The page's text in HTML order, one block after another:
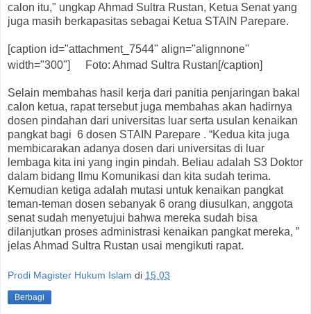
calon itu," ungkap Ahmad Sultra Rustan, Ketua Senat yang
juga masih berkapasitas sebagai Ketua STAIN Parepare.
[caption id="attachment_7544" align="alignnone"
width="300"]
Foto: Ahmad Sultra Rustan[/caption]
Selain membahas hasil kerja dari panitia penjaringan bakal
calon ketua, rapat tersebut juga membahas akan hadirnya
dosen pindahan dari universitas luar serta usulan kenaikan
pangkat bagi 6 dosen STAIN Parepare . “Kedua kita juga
membicarakan adanya dosen dari universitas di luar
lembaga kita ini yang ingin pindah. Beliau adalah S3 Doktor
dalam bidang Ilmu Komunikasi dan kita sudah terima.
Kemudian ketiga adalah mutasi untuk kenaikan pangkat
teman-teman dosen sebanyak 6 orang diusulkan, anggota
senat sudah menyetujui bahwa mereka sudah bisa
dilanjutkan proses administrasi kenaikan pangkat mereka, ”
jelas Ahmad Sultra Rustan usai mengikuti rapat.
Prodi Magister Hukum Islam di 15.03
Berbagi